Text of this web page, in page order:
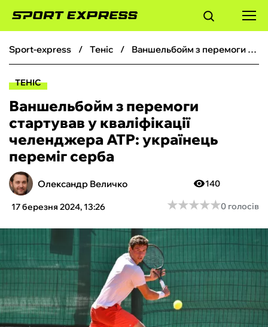
ФУТБОЛ
БОКС
ХОКЕЙ
ТЕНІС
КІБЕРСПОРТ
ЧС-2026
ФУТЗАЛ
ІНШІ
sport-express теніс Ваншельбойм з перемоги стартував у кваліфікації челенджера ATP: українець переміг серба
ТЕНІС
Ваншельбойм з перемоги
стартував у кваліфікації
челенджера ATP: українець
переміг серба
Олександр Величко
17 березня 2024, 13:26
140
★★★★★
★★★★★0 голосів